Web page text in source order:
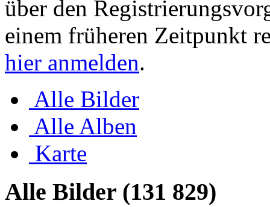
über den
einem früheren Zeitpunkt
hier anmelden.
Alle Bilder
Alle Alben
Karte
Alle Bilder (131 829)